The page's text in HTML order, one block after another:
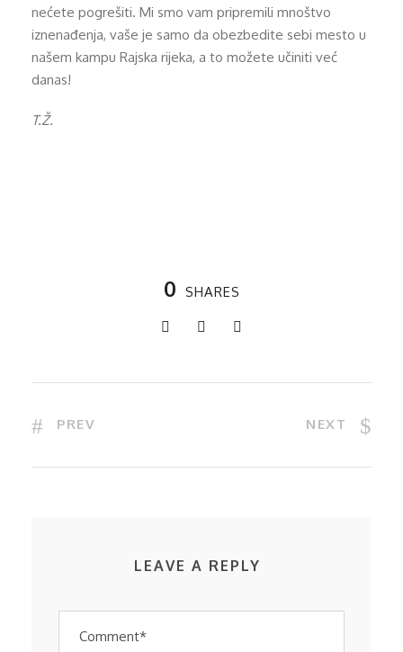
nećete pogrešiti. Mi smo vam pripremili mnoštvo
iznenađenja, vaše je samo da obezbedite sebi mesto u
našem kampu Rajska rijeka, a to možete učiniti već
danas!
T.Ž.
0 SHARES
PREV NEXT
LEAVE A REPLY